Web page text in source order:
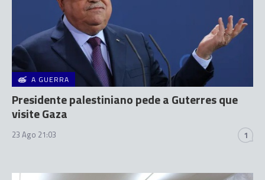
A GUERRA
Presidente palestiniano pede a Guterres que
visite Gaza
23 Ago 21:03 1